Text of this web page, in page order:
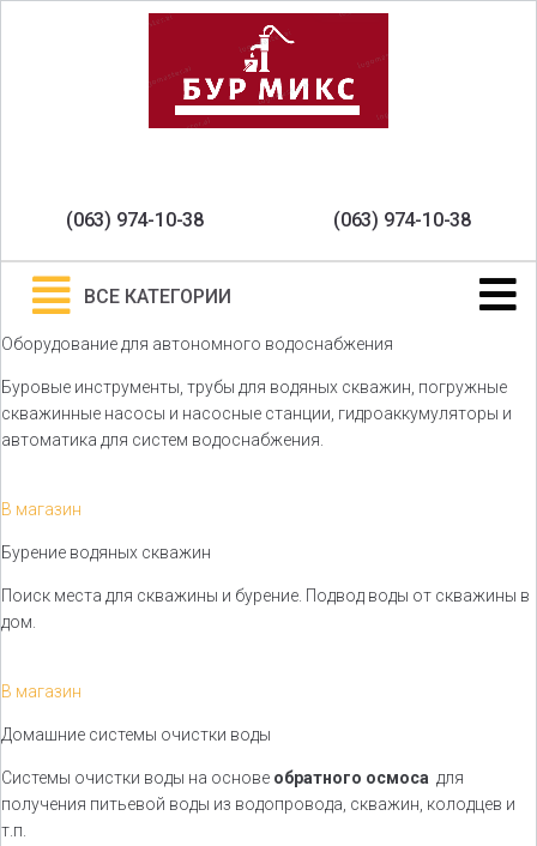
(063) 974-10-38 (063) 974-10-38
ВСЕ КАТЕГОРИИ
Оборудование для автономного водоснабжения
Буровые инструменты, трубы для водяных скважин, погружные
скважинные насосы и насосные станции, гидроаккумуляторы и
автоматика для систем водоснабжения.
В магазин
Бурение водяных скважин
Поиск места для скважины и бурение. Подвод воды от скважины в
дом.
В магазин
Домашние системы очистки воды
Системы очистки воды на основе обратного осмоса для
получения питьевой воды из водопровода, скважин, колодцев и
т.п.